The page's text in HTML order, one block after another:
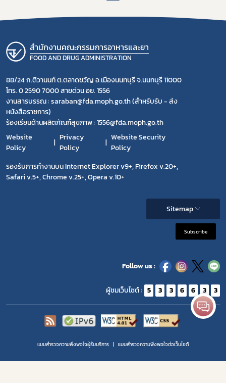
สำนักงานคณะกรรมการอาหารและยา
FOOD AND DRUG ADMINISTRATION
88/24 ถ.ติวานนท์ ต.ตลาดขวัญ อ.เมืองนนทบุรี จ.นนทบุรี 11000
โทร. 0 2590 7000 สายด่วน อย. 1556
งานสารบรรณ : saraban@fda.moph.go.th (สำหรับรับ - ส่ง
หนังสือราชการ)
ร้องเรียนด้านผลิตภัณฑ์สุขภาพ : 1556@fda.moph.go.th
Website
Policy
Privacy
Policy
Website Security
Policy
รองรับการทำงานบน Internet Explorer v9+, Firefox v.20+,
Safari v.5+, Chrome v.25+, Opera v.10+
Sitemap
Subscribe
Follow us :
ผู้ชมเว็บไซต์ : 5 3 3 6 6 3 3
แบบสำรวจความพึงพอใจผู้รับบริการ แบบสำรวจความพีงพอใจต่อเว็บไซต์